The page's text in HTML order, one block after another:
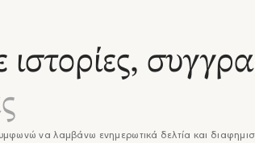
να λαμβάνω ενημερωτικά δελτία και